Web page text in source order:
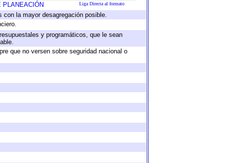
PLANEACIÓN Liga Directa al formato
la mayor desagregación posible.
y programáticos, que le sean
que no versen sobre seguridad nacional o